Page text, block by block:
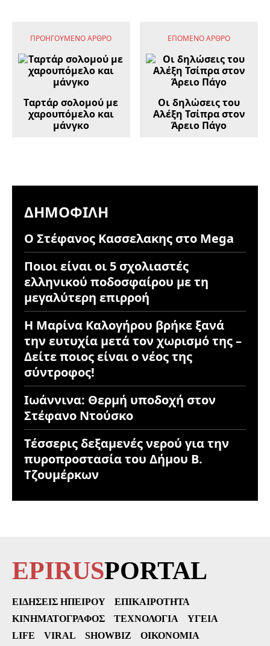
ΠΡΟΗΓΟΎΜΕΝΟ ΆΡΘΡΟ
Tαρτάρ σολομού με
χαρουπόμελο και
μάνγκο
ΕΠΌΜΕΝΟ ΆΡΘΡΟ
Οι δηλώσεις του
Αλέξη Τσίπρα στον
Άρειο Πάγο
ΔΗΜΟΦΙΛΉ
Ο Στέφανος Κασσελακης στο Mega
Ποιοι είναι οι 5 σχολιαστές
ελληνικού ποδοσφαίρου με τη
μεγαλύτερη επιρροή
Η Μαρίνα Καλογήρου βρήκε ξανά
την ευτυχία μετά τον χωρισμό της –
Δείτε ποιος είναι ο νέος της
σύντροφος!
Ιωάννινα: Θερμή υποδοχή στον
Στέφανο Ντούσκο
Τέσσερις δεξαμενές νερού για την
πυροπροστασία του Δήμου Β.
Τζουμέρκων
EPIRUSPORTAL
ΕΙΔΉΣΕΙΣ ΗΠΕΊΡΟΥ
ΕΠΙΚΑΙΡΌΤΗΤΑ
ΚΙΝΗΜΑΤΟΓΡΆΦΟΣ
ΤΕΧΝΟΛΟΓΊΑ
ΥΓΕΊΑ
LIFE
VIRAL SHOWBIZ
ΟΙΚΟΝΟΜΊΑ